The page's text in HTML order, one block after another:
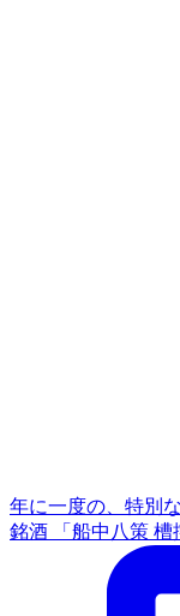
年に一度の、特別
銘酒 「船中八策 槽